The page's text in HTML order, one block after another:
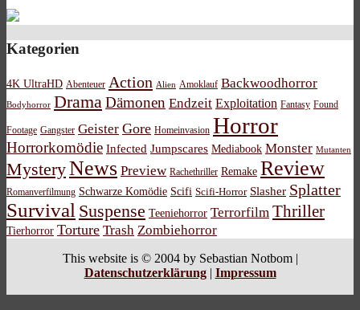
Kategorien
4K UltraHD Abenteuer Action Alien Amoklauf Backwoodhorror
Bodyhorror Drama Dämonen Endzeit Exploitation Fantasy Found
Footage Gangster Geister Gore Homeinvasion Horror
Horrorkomödie Infected Jumpscares Mediabook Monster Mutanten
MysteryNews Preview Rachethriller Remake Review
Romanverfilmung Schwarze Komödie Scifi Scifi-Horror Slasher Splatter
Survival Suspense Teeniehorror Terrorfilm Thriller
Tierhorror Torture Trash Zombiehorror
This website is © 2004 by Sebastian Notbom |
Datenschutzerklärung| Impressum